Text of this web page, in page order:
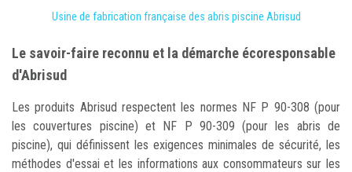
Usine de fabrication française des abris piscine Abrisud
Le savoir-faire reconnu et la démarche écoresponsable
d'Abrisud
Les produits Abrisud respectent les normes NF P 90-308 (pour
les couvertures piscine) et NF P 90-309 (pour les abris de
piscine), qui définissent les exigences minimales de sécurité, les
méthodes d'essai et les informations aux consommateurs sur les